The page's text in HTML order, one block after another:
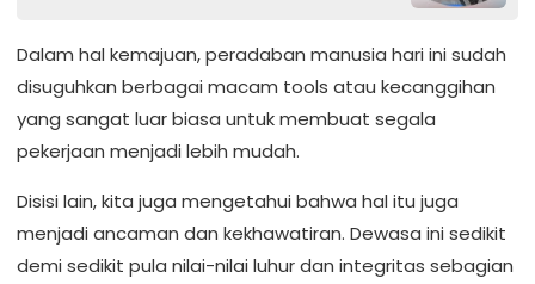
‎Dalam hal kemajuan, peradaban manusia hari ini sudah
disuguhkan berbagai macam tools atau kecanggihan
yang sangat luar biasa untuk membuat segala
pekerjaan menjadi lebih mudah.
‎Disisi lain, kita juga mengetahui bahwa hal itu juga
menjadi ancaman dan kekhawatiran. Dewasa ini sedikit
demi sedikit pula nilai-nilai luhur dan integritas sebagian